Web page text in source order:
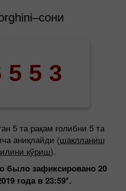
5 5 3
5 та рақам ғолибни 5 та
аниқлайди (шаклланиш
кўриш).
было зафиксировано 20
года в 23:59*.